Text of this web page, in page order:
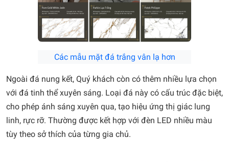
Các mẫu mặt đá trắng vân lạ hơn
Ngoài đá nung kết, Quý khách còn có thêm nhiều lựa chọn
với đá tinh thể xuyên sáng. Loại đá này có cấu trúc đặc biệt,
cho phép ánh sáng xuyên qua, tạo hiệu ứng thị giác lung
linh, rực rỡ. Thường được kết hợp với đèn LED nhiều màu
tùy theo sở thích của từng gia chủ.